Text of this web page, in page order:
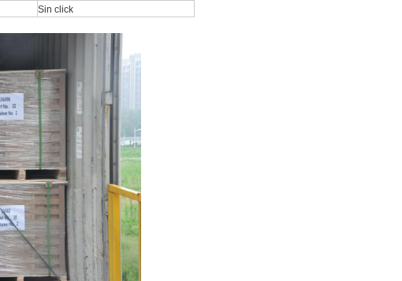
Sin click